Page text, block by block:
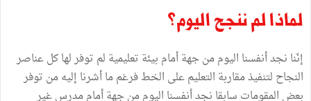
لماذا لم ننجح اليوم؟
إنّنا نجد أنفسنا اليوم من جهة أمام بيئة تعليمية لم توفر لها كل عناصر
النجاح لتنفيذ مقاربة التعليم على الخط فرغم ما أشرنا إليه من توفر
بعض المقومات سابقا نجد أنفسنا اليوم من جهة أمام مدرس غير